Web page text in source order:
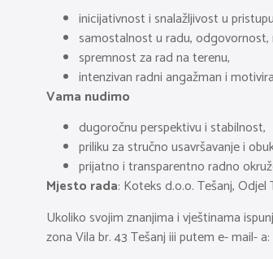
inicijativnost i snalažljivost u
samostalnost u radu,
spremnost za rad na terenu,
intenzivan radni angažman i
Vama nudimo
dugoročnu perspektivu i stabilnost,
priliku za stručno usavršavanje i
prijatno i transparentno radno
Mjesto rada: Koteks d.o.o. Tešanj,
Ukoliko svojim znanjima i vještinama
zona Vila br. 43 Tešanj iii putem e- mail- a: